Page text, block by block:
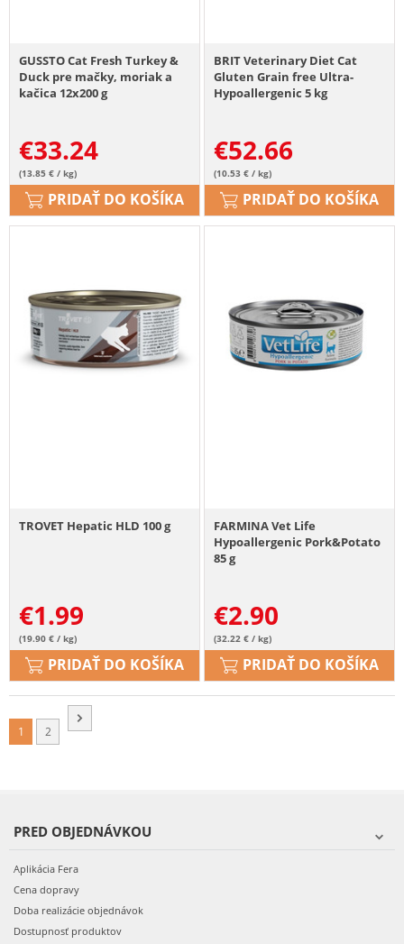
GUSSTO Cat Fresh Turkey &
Duck pre mačky, moriak a
kačica 12x200 g
€33.24
(13.85 € / kg)
PRIDAŤ DO KOŠÍKA
BRIT Veterinary Diet Cat
Gluten Grain free Ultra-
Hypoallergenic 5 kg
€52.66
(10.53 € / kg)
PRIDAŤ DO KOŠÍKA
TROVET Hepatic HLD 100 g
€1.99
(19.90 € / kg)
PRIDAŤ DO KOŠÍKA
FARMINA Vet Life
Hypoallergenic Pork&Potato
85 g
€2.90
(32.22 € / kg)
PRIDAŤ DO KOŠÍKA
1 2
PRED OBJEDNÁVKOU
Aplikácia Fera
Cena dopravy
Doba realizácie objednávok
Dostupnosť produktov